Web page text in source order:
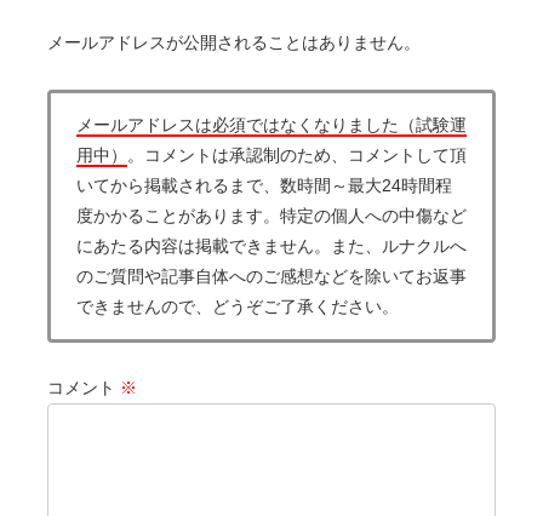
メールアドレスが公開されることはありません。
メールアドレスは必須ではなくなりました（試験運
用中）
。コメントは承認制のため、コメントして頂
いてから掲載されるまで、数時間～最大24時間程
度かかることがあります。特定の個人への中傷など
にあたる内容は掲載できません。また、ルナクルへ
のご質問や記事自体へのご感想などを除いてお返事
できませんので、どうぞご了承ください。
コメント ※